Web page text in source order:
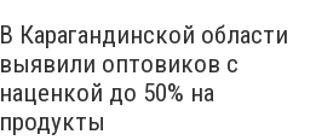
В Карагандинской области
выявили оптовиков с
наценкой до 50% на
продукты